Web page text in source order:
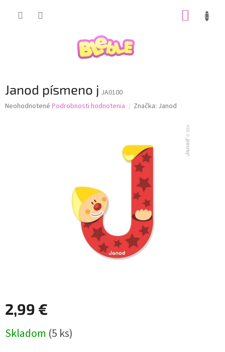
Janod písmeno j JA0100
Priemerné
Neohodnotené Podrobnosti hodnotenia Značka: Janod
2,99 €
cena:
Skladom (5 ks)